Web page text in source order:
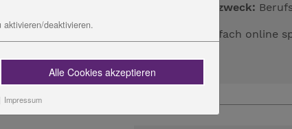
Verwendungszweck:
ganz einfach online
deaktivieren.
Alle Cookies akzeptieren
Impressum